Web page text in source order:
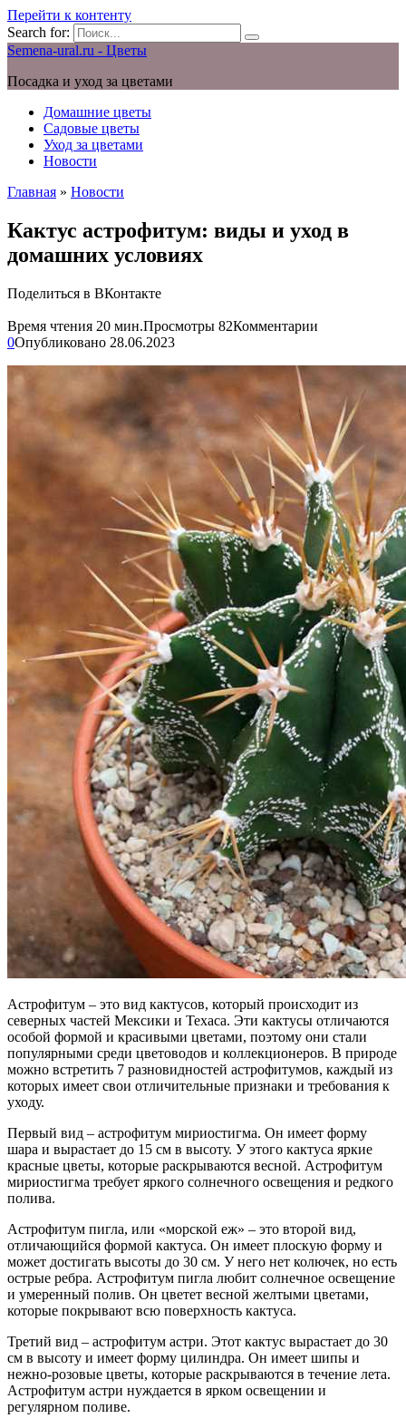
Перейти к контенту
Search for:
Semena-ural.ru - Цветы
Посадка и уход за цветами
Домашние цветы
Садовые цветы
Уход за цветами
Новости
Главная » Новости
Кактус астрофитум: виды и уход в
домашних условиях
Поделиться в ВКонтакте
Время чтения 20 мин.Просмотры 82Комментарии
0Опубликовано 28.06.2023
Астрофитум – это вид кактусов, который происходит из
северных частей Мексики и Техаса. Эти кактусы отличаются
особой формой и красивыми цветами, поэтому они стали
популярными среди цветоводов и коллекционеров. В природе
можно встретить 7 разновидностей астрофитумов, каждый из
которых имеет свои отличительные признаки и требования к
уходу.
Первый вид – астрофитум мириостигма. Он имеет форму
шара и вырастает до 15 см в высоту. У этого кактуса яркие
красные цветы, которые раскрываются весной. Астрофитум
мириостигма требует яркого солнечного освещения и редкого
полива.
Астрофитум пигла, или «морской еж» – это второй вид,
отличающийся формой кактуса. Он имеет плоскую форму и
может достигать высоты до 30 см. У него нет колючек, но есть
острые ребра. Астрофитум пигла любит солнечное освещение
и умеренный полив. Он цветет весной желтыми цветами,
которые покрывают всю поверхность кактуса.
Третий вид – астрофитум астри. Этот кактус вырастает до 30
см в высоту и имеет форму цилиндра. Он имеет шипы и
нежно-розовые цветы, которые раскрываются в течение лета.
Астрофитум астри нуждается в ярком освещении и
регулярном поливе.